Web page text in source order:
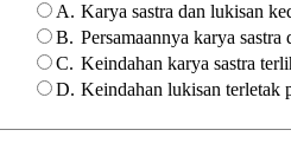
A. Karya sastra dan lukisan
B. Persamaannya karya
C. Keindahan karya sastra
D. Keindahan lukisan terletak